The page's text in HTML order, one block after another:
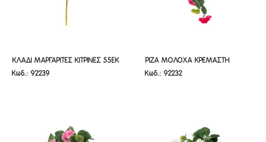
ΚΛΑΔΙ ΜΑΡΓΑΡΙΤΕΣ ΚΙΤΡΙΝΕΣ 55ΕΚ
Χ5
ΚΛΑΔΙ ΜΑΡΓΑΡΙΤΕΣ ΚΙΤΡΙΝΕΣ 55ΕΚ
Χ5
Κωδ.: 92239
ΡΙΖΑ ΜΟΛΟΧΑ ΚΡΕΜΑΣΤΗ
ΚΟΚΚΙΝΗ 62ΕΚ Χ11
ΡΙΖΑ ΜΟΛΟΧΑ ΚΡΕΜΑΣΤΗ
ΚΟΚΚΙΝΗ 62ΕΚ Χ11
Κωδ.: 92232